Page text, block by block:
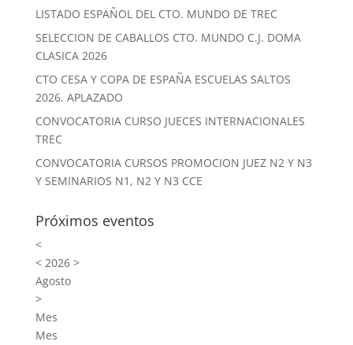
LISTADO ESPAÑOL DEL CTO. MUNDO DE TREC
SELECCION DE CABALLOS CTO. MUNDO C.J. DOMA
CLASICA 2026
CTO CESA Y COPA DE ESPAÑA ESCUELAS SALTOS
2026. APLAZADO
CONVOCATORIA CURSO JUECES INTERNACIONALES
TREC
CONVOCATORIA CURSOS PROMOCION JUEZ N2 Y N3
Y SEMINARIOS N1, N2 Y N3 CCE
Próximos eventos
<
<2026 >
Agosto
>
Mes
Mes